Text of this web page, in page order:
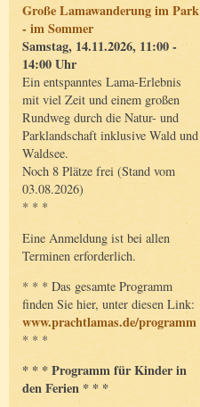
Große Lamawanderung im Park
- im Sommer
Samstag, 14.11.2026, 11:00 -
14:00 Uhr
Ein entspanntes Lama-Erlebnis
mit viel Zeit und einem großen
Rundweg durch die Natur- und
Parklandschaft inklusive Wald und
Waldsee.
Noch 8 Plätze frei (Stand vom
03.08.2026)
* * *
Eine Anmeldung ist bei allen
Terminen erforderlich.
* * * Das gesamte Programm
finden Sie hier, unter diesen Link:
www.prachtlamas.de/programm
* * *
* * * Programm für Kinder in
den Ferien * * *